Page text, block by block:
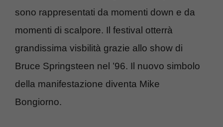
sono rappresentati da momenti down e da
momenti di scalpore. Il festival otterrà
grandissima visbilità grazie allo show di
Bruce Springsteen nel ’96. Il nuovo simbolo
della manifestazione diventa Mike
Bongiorno.